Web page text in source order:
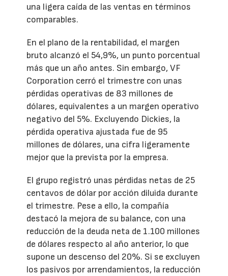
una ligera caída de las ventas en términos
comparables.
En el plano de la rentabilidad, el margen
bruto alcanzó el 54,9%, un punto porcentual
más que un año antes. Sin embargo, VF
Corporation cerró el trimestre con unas
pérdidas operativas de 83 millones de
dólares, equivalentes a un margen operativo
negativo del 5%. Excluyendo Dickies, la
pérdida operativa ajustada fue de 95
millones de dólares, una cifra ligeramente
mejor que la prevista por la empresa.
El grupo registró unas pérdidas netas de 25
centavos de dólar por acción diluida durante
el trimestre. Pese a ello, la compañía
destacó la mejora de su balance, con una
reducción de la deuda neta de 1.100 millones
de dólares respecto al año anterior, lo que
supone un descenso del 20%. Si se excluyen
los pasivos por arrendamientos, la reducción